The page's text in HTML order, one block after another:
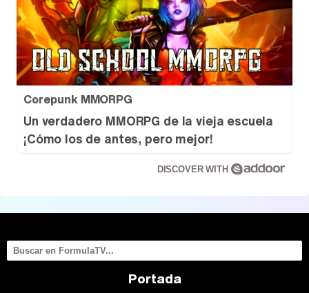
Corepunk MMORPG
Un verdadero MMORPG de la vieja escuela
¡Cómo los de antes, pero mejor!
DISCOVER WITH
Portada